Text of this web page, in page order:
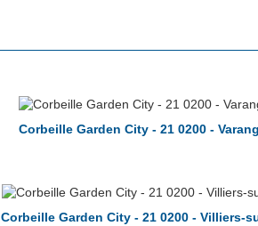
Corbeille Garden City - 21 0200 -
Corbeille Garden City - 21 0200 - Villiers-